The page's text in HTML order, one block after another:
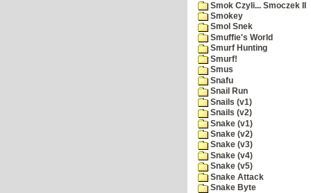
Smok Czyli... Smoczek II
Smokey
Smol Snek
Smuffie's World
Smurf Hunting
Smurf!
Smus
Snafu
Snail Run
Snails (v1)
Snails (v2)
Snake (v1)
Snake (v2)
Snake (v3)
Snake (v4)
Snake (v5)
Snake Attack
Snake Byte